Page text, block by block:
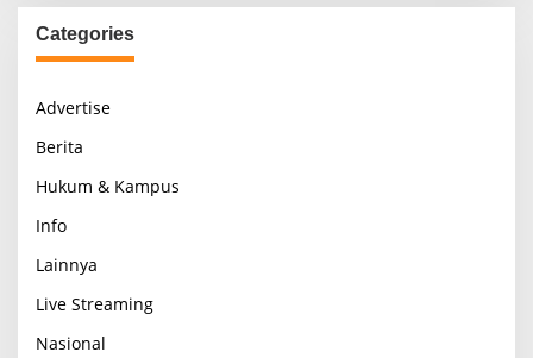
Categories
Advertise
Berita
Hukum & Kampus
Info
Lainnya
Live Streaming
Nasional